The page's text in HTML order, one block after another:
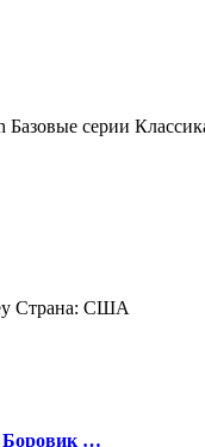
Базовые серии
Страна: США
Боровик …